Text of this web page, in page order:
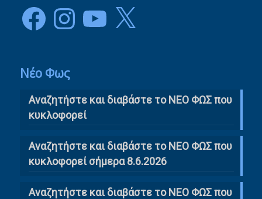
FacebookInstagramYouTube
X
Νέο Φως
Αναζητήστε και διαβάστε το NΕΟ ΦΩΣ που
κυκλοφορεί
Αναζητήστε και διαβάστε το ΝΕΟ ΦΩΣ που
κυκλοφορεί σήμερα 8.6.2026
Αναζητήστε και διαβάστε το ΝΕΟ ΦΩΣ που